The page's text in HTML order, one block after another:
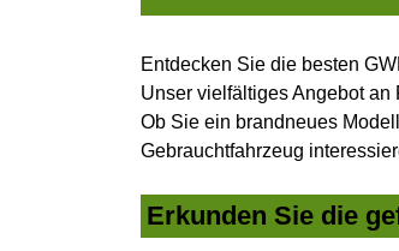
Entdecken Sie die besten
Unser vielfältiges Angebot
Ob Sie ein brandneues
Gebrauchtfahrzeug
Erkunden Sie die